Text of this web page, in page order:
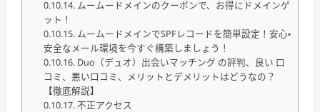
ムームードメインのクーポンで、お得にドメインゲ
ット！
ムームードメインでSPFレコードを簡単設定！安心・
安全なメール環境を今すぐ構築しましょう！
Duo（デュオ）出会いマッチング の評判、良い 口
コミ、悪い口コミ、メリットとデメリットはどうなの？
【徹底解説】
不正アクセス